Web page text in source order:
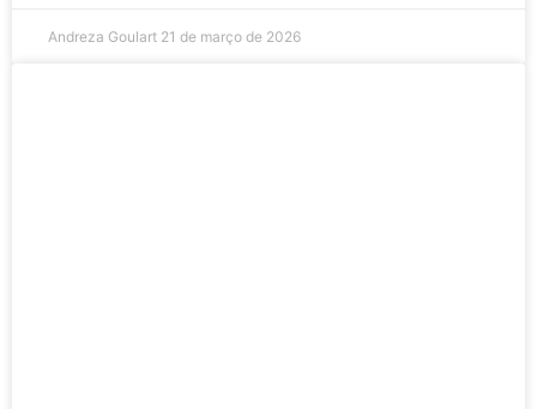
Andreza Goulart 21 de março de 2026